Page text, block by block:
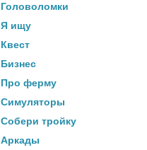
Головоломки
Я ищу
Квест
Бизнес
Про ферму
Симуляторы
Собери тройку
Аркады